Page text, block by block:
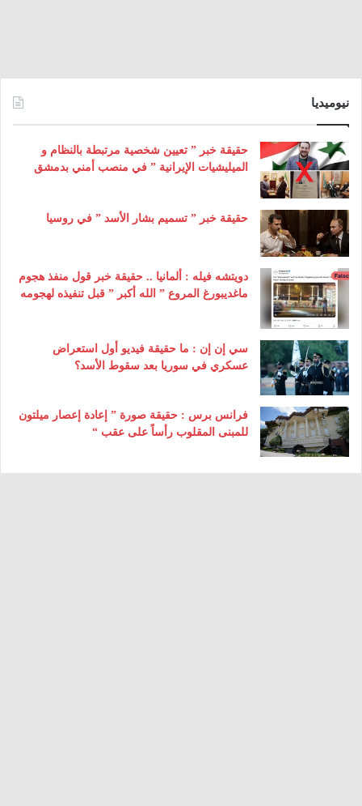
نيوميديا
حقيقة خبر ” تعيين شخصية مرتبطة بالنظام و
الميليشيات الإيرانية ” في منصب أمني بدمشق
حقيقة خبر ” تسميم بشار الأسد ” في روسيا
دويتشه فيله : ألمانيا .. حقيقة خبر قول منفذ هجوم
ماغديبورغ المروع ” الله أكبر ” قبل تنفيذه لهجومه
سي إن إن : ما حقيقة فيديو أول استعراض
عسكري في سوريا بعد سقوط الأسد؟
فرانس برس : حقيقة صورة ” إعادة إعصار ميلتون
للمبنى المقلوب رأساً على عقب “